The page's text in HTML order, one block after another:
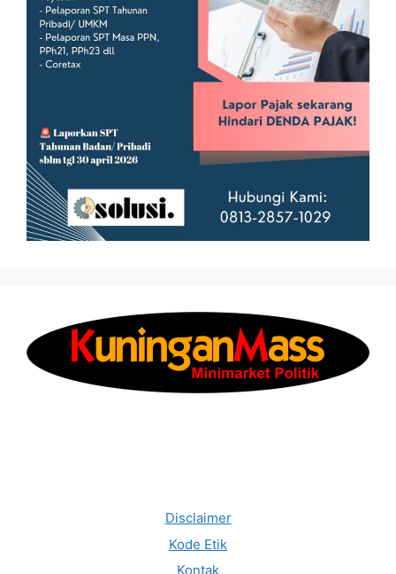
Disclaimer
Kode Etik
Kontak